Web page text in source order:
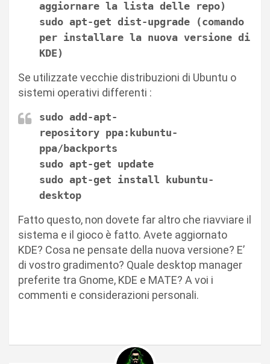
aggiornare la lista delle repo)
sudo apt-get dist-upgrade (comando
per installare la nuova versione di
KDE)
Se utilizzate vecchie distribuzioni di Ubuntu o
sistemi operativi differenti :
sudo add-apt-
repository ppa:kubuntu-
ppa/backports
sudo apt-get update
sudo apt-get install kubuntu-
desktop
Fatto questo, non dovete far altro che riavviare il
sistema e il gioco è fatto. Avete aggiornato
KDE? Cosa ne pensate della nuova versione? E’
di vostro gradimento? Quale desktop manager
preferite tra Gnome, KDE e MATE? A voi i
commenti e considerazioni personali.